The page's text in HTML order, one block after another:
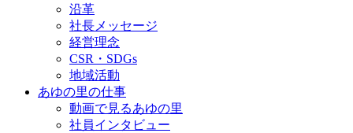
沿革
社長メッセージ
経営理念
CSR・SDGs
地域活動
あゆの里の仕事
動画で見るあゆの里
社員インタビュー